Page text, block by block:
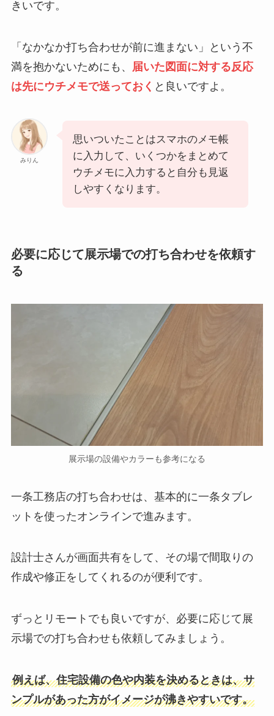
きいです。
「なかなか打ち合わせが前に進まない」という不
満を抱かないためにも、 届いた図面に対する反応
は先にウチメモで送っておく と良いですよ。
みりん
思いついたことはスマホのメモ帳
に入力して、いくつかをまとめて
ウチメモに入力すると自分も見返
しやすくなります。
必要に応じて展示場での打ち合わせを依頼す
る
展示場の設備やカラーも参考になる
一条工務店の打ち合わせは、基本的に一条タブレ
ットを使ったオンラインで進みます。
設計士さんが画面共有をして、その場で間取りの
作成や修正をしてくれるのが便利です。
ずっとリモートでも良いですが、必要に応じて展
示場での打ち合わせも依頼してみましょう。
例えば、住宅設備の色や内装を決めるときは、サ
ンプルがあった方がイメージが沸きやすいです。